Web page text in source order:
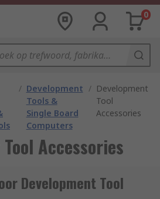
0
/ Development
Tools &
Single Board
Computers
/ Development
Tool
Accessories
Accessories
Development Tool